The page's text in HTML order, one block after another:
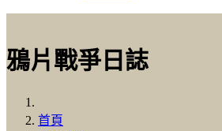
鴉片戰爭日誌
首頁